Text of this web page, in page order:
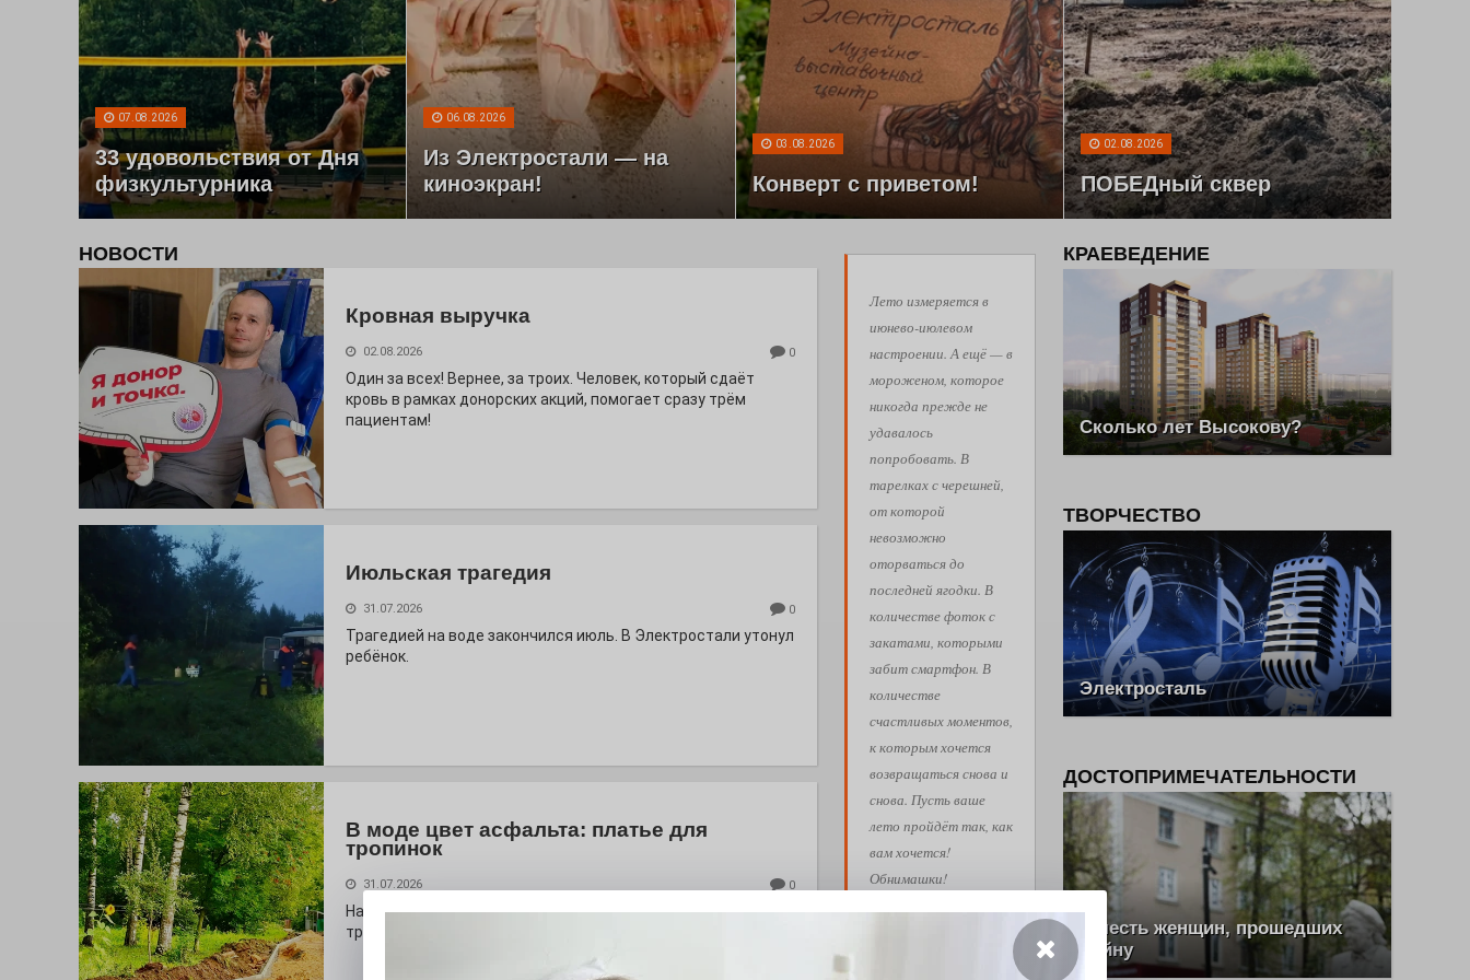
07.08.2026
33 удовольствия от Дня
физкультурника
06.08.2026
Из Электростали — на
киноэкран!
03.08.2026
Конверт с приветом!
02.08.2026
ПОБЕДный сквер
Лето измеряется в
июнево-июлевом
настроении. А ещё — в
мороженом, которое
никогда прежде не
удавалось
попробовать. В
тарелках с черешней,
от которой
невозможно
оторваться до
последней ягодки. В
количестве фоток с
закатами, которыми
забит смартфон. В
количестве
счастливых моментов,
к которым хочется
возвращаться снова и
снова. Пусть ваше
лето пройдёт так, как
вам хочется!
Обнимашки!
Ваш Эль
НОВОСТИ
Кровная выручка
02.08.2026 0
Один за всех! Вернее, за троих. Человек, который сдаёт
кровь в рамках донорских акций, помогает сразу трём
пациентам!
Июльская трагедия
31.07.2026 0
Трагедией на воде закончился июль. В Электростали утонул
ребёнок.
В моде цвет асфальта: платье для
тропинок
31.07.2026 0
На глазах у оранжевого подсолнуха рождается народная
тропа!
КРАЕВЕДЕНИЕ
Сколько лет Высокову?
ТВОРЧЕСТВО
Электросталь
ДОСТОПРИМЕЧАТЕЛЬНОСТИ
В честь женщин, прошедших
войну